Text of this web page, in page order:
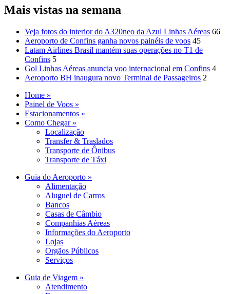
Mais vistas na semana
Veja fotos do interior do A320neo da Azul Linhas Aéreas 66
Aeroporto de Confins ganha novos painéis de voos 45
Latam Airlines Brasil mantém suas operações no T1 de
Confins 5
Gol Linhas Aéreas anuncia voo internacional em Confins 4
Aeroporto BH inaugura novo Terminal de Passageiros 2
Home »
Painel de Voos »
Estacionamentos »
Como Chegar »
Localização
Transfer & Traslados
Transporte de Ônibus
Transporte de Táxi
Guia do Aeroporto »
Alimentação
Aluguel de Carros
Bancos
Casas de Câmbio
Companhias Aéreas
Informações do Aeroporto
Lojas
Orgãos Públicos
Serviços
Guia de Viagem »
Atendimento